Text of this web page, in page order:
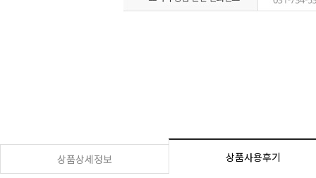
상품상세정보 상품사용후기